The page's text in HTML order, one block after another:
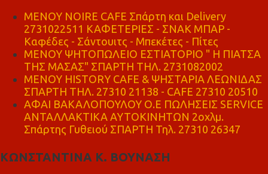
MENOY NOIRE CAFE Σπάρτη και Delivery
2731022511 ΚΑΦΕΤΕΡΙΕΣ - ΣΝΑΚ ΜΠΑΡ -
Καφέδες - Σάντουιτς - Μπεκέτες - Πίτες
ΜΕΝΟΥ ΨΗΤΟΠΩΛΕΙΟ ΕΣΤΙΑΤΟΡΙΟ " Η ΠΙΑΤΣΑ
ΤΗΣ ΜΑΣΑΣ" ΣΠΑΡΤΗ ΤΗΛ. 2731082002
ΜΕΝΟΥ HISTORY CAFE & ΨΗΣΤΑΡΙΑ ΛΕΩΝΙΔΑΣ
ΣΠΑΡΤΗ ΤΗΛ. 27310 21138 - CAFE 27310 20510
ΑΦΑΙ ΒΑΚΑΛΟΠΟΥΛΟΥ Ο.Ε ΠΩΛΗΣΕΙΣ SERVICE
ΑΝΤΑΛΛΑΚΤΙΚΑ ΑΥΤΟΚΙΝΗΤΩΝ 2οχλμ.
Σπάρτης Γυθειού ΣΠΑΡΤΗ Τηλ. 27310 26347
ΚΩΝΣΤΑΝΤΙΝΑ Κ. ΒΟΥΝΑΣΗ